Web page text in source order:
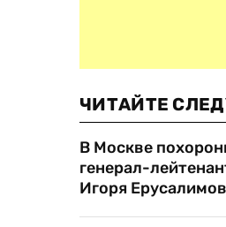
ЧИТАЙТЕ
В Москве
генерал-
Игоря